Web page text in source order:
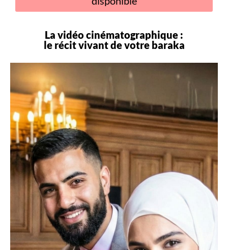
La vidéo cinématographique :
le récit vivant de votre baraka